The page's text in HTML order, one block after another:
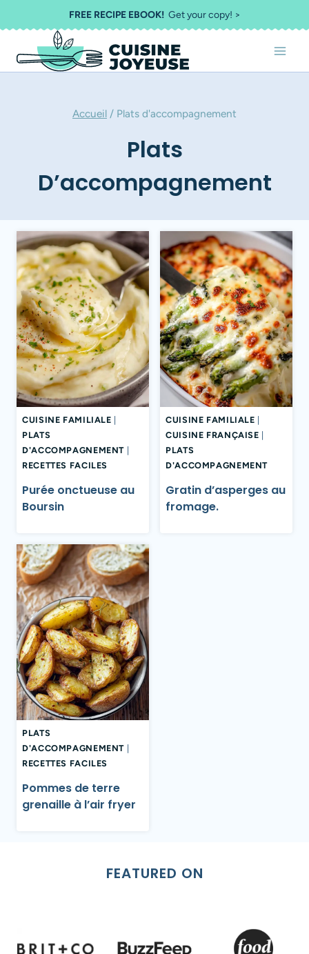
au
contenu
FREE RECIPE EBOOK!Get your copy! >
Accueil / Plats d'accompagnement
Plats
D’accompagnement
CUISINE FAMILIALE
PLATS
D'ACCOMPAGNEMENT
RECETTES FACILES
Purée onctueuse au
Boursin
CUISINE FAMILIALE
CUISINE FRANÇAISE
PLATS
D'ACCOMPAGNEMENT
Gratin d’asperges au
fromage.
PLATS
D'ACCOMPAGNEMENT
RECETTES FACILES
Pommes de terre
grenaille à l’air fryer
FEATURED ON